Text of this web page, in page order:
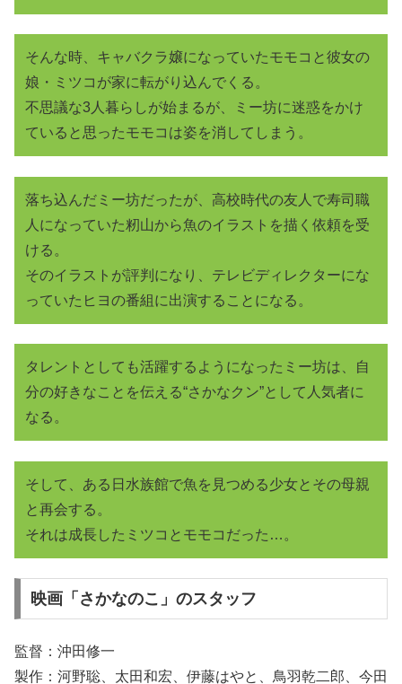
そんな時、キャバクラ嬢になっていたモモコと彼女の
娘・ミツコが家に転がり込んでくる。
不思議な3人暮らしが始まるが、ミー坊に迷惑をかけ
ていると思ったモモコは姿を消してしまう。
落ち込んだミー坊だったが、高校時代の友人で寿司職
人になっていた籾山から魚のイラストを描く依頼を受
ける。
そのイラストが評判になり、テレビディレクターにな
っていたヒヨの番組に出演することになる。
タレントとしても活躍するようになったミー坊は、自
分の好きなことを伝える“さかなクン”として人気者に
なる。
そして、ある日水族館で魚を見つめる少女とその母親
と再会する。
それは成長したミツコとモモコだった…。
映画「さかなのこ」のスタッフ
監督：沖田修一
製作：河野聡、太田和宏、伊藤はやと、鳥羽乾二郎、今田